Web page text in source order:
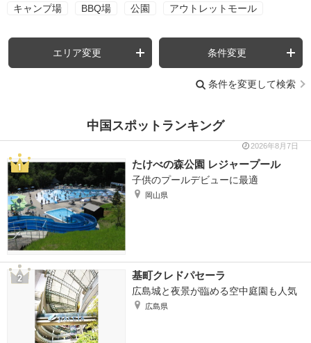
キャンプ場 BBQ場 公園 アウトレットモール
エリア変更 条件変更
条件を変更して検索
中国スポットランキング
2026年8月7日
たけべの森公園 レジャープール
子供のプールデビューに最適
岡山県
基町クレドパセーラ
広島城と夜景が臨める空中庭園も人気
広島県